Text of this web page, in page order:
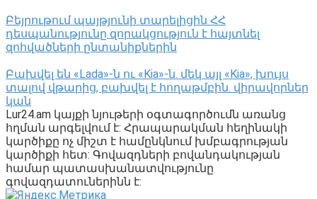
Բեյրութում պայթյունի տարելիցին ՀՀ
դեսպանությունը զորակցություն է հայտնել
զոհվածների ընտանիքներին
Բախվել են «Lada»-ն ու «Kia»-ն. մեկ այլ «Kia», խույս
տալով վթարից, բախվել է հողաթմբին. վիրավորներ
կան
Lur24.am կայքի նյութերի օգտագործումն առանց
հղման արգելվում է: Հրապարակման հեղինակի
կարծիքը ոչ միշտ է համընկնում խմբագրության
կարծիքի հետ: Գովազդների բովանդակության
համար պատասխանատվությունը
գովազդատուներինն է: